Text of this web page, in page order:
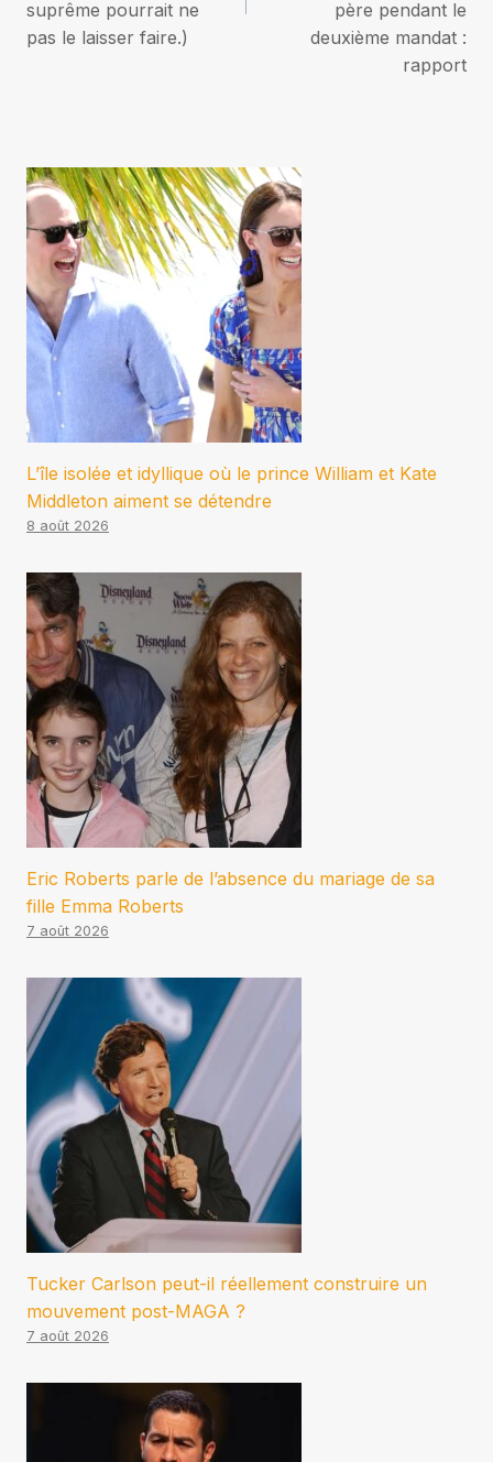
suprême pourrait ne
pas le laisser faire.)
père pendant le
deuxième mandat :
rapport
L’île isolée et idyllique où le prince William et Kate
Middleton aiment se détendre
8 août 2026
Eric Roberts parle de l’absence du mariage de sa
fille Emma Roberts
7 août 2026
Tucker Carlson peut-il réellement construire un
mouvement post-MAGA ?
7 août 2026